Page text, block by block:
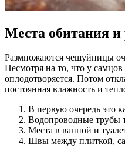
Места обитания
Размножаются чешуйницы
Несмотря на то, что у
оплодотворяется. Потом
постоянная влажность и
В первую очередь это
Водопроводные трубы
Места в ванной и
Швы между плиткой,